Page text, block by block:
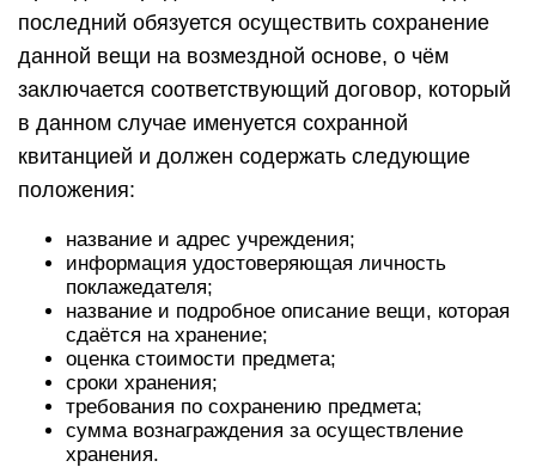
последний обязуется осуществить сохранение
данной вещи на возмездной основе, о чём
заключается соответствующий договор, который
в данном случае именуется сохранной
квитанцией и должен содержать следующие
положения:
название и адрес учреждения;
информация удостоверяющая личность
поклажедателя;
название и подробное описание вещи, которая
сдаётся на хранение;
оценка стоимости предмета;
сроки хранения;
требования по сохранению предмета;
сумма вознаграждения за осуществление
хранения.